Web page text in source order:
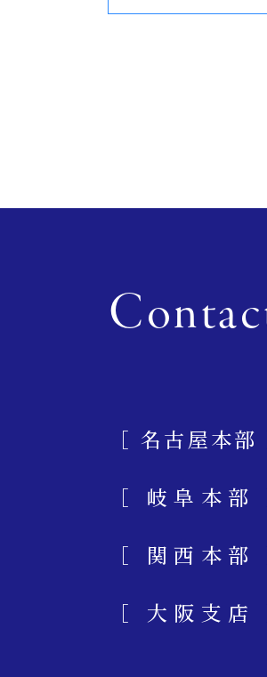
［ 名古屋本部
［ 岐阜本部
［ 関西本部
［ 大阪支店